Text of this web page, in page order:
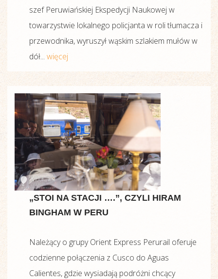
szef Peruwiańskiej Ekspedycji Naukowej w
towarzystwie lokalnego policjanta w roli tłumacza i
przewodnika, wyruszył wąskim szlakiem mułów w
dół... więcej
„STOI NA STACJI ….”, CZYLI HIRAM
BINGHAM W PERU
Należący o grupy Orient Express Perurail oferuje
codzienne połączenia z Cusco do Aguas
Calientes, gdzie wysiadają podróżni chcący